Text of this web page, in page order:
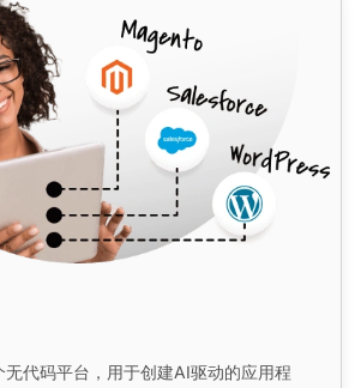
代码平台，用于创建AI驱动的应用程